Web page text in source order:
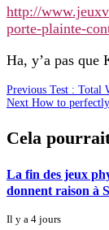
http://
porte-plainte-
Ha, y’a pas
Previous Test : Total
Next How to
Cela
La fin des jeux
donnent raison à
Il y a 4 jours